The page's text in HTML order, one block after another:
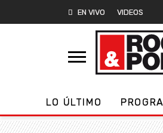
EN VIVO VIDEOS
LO ÚLTIMO